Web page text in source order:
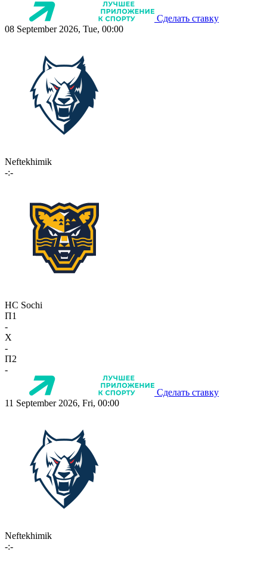
Сделать ставку
08 September 2026, Tue, 00:00
Neftekhimik
-:-
HC Sochi
П1
-
X
-
П2
-
Сделать ставку
11 September 2026, Fri, 00:00
Neftekhimik
-:-